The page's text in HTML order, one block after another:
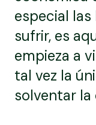
especial las
sufrir, es
empieza a
tal vez la
solventar la